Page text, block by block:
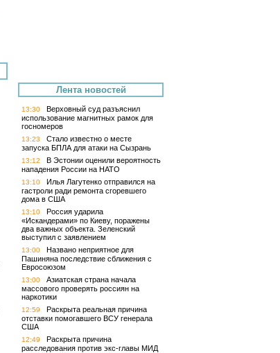
Лента новостей
13:30
Верховный суд разъяснил
использование магнитных рамок для
госномеров
13:23
Стало известно о месте
запуска БПЛА для атаки на Сызрань
13:12
В Эстонии оценили вероятность
нападения России на НАТО
13:10
Илья Лагутенко отправился на
гастроли ради ремонта сгоревшего
дома в США
13:10
Россия ударила
«Искандерами» по Киеву, поражены
два важных объекта. Зеленский
выступил с заявлением
13:00
Названо неприятное для
Пашиняна последствие сближения с
Евросоюзом
13:00
Азиатская страна начала
массового проверять россиян на
наркотики
12:59
Раскрыта реальная причина
отставки помогавшего ВСУ генерала
США
12:49
Раскрыта причина
расследования против экс-главы МИД